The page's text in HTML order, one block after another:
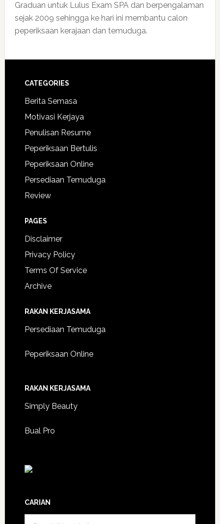
Graduan untuk Lulus Exam SPA dan berpengalaman
sejak 2009 sehingga ke hari ini membantu calon
peperiksaan kerajaan dan temuduga.
CATEGORIES
Berita Semasa
Motivasi Kerjaya
Penulisan Resume
Peperiksaan Bertulis
Peperiksaan Online
Persediaan Temuduga
Review
PAGES
Disclaimer
Privacy Policy
Terms Of Service
Archive
RAKAN KERJASAMA
Persediaan Temuduga
Peperiksaan Online
RAKAN KERJASAMA
Simply Beauty
Bual Pro
CARIAN